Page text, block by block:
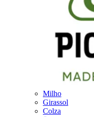
Milho
Girassol
Colza